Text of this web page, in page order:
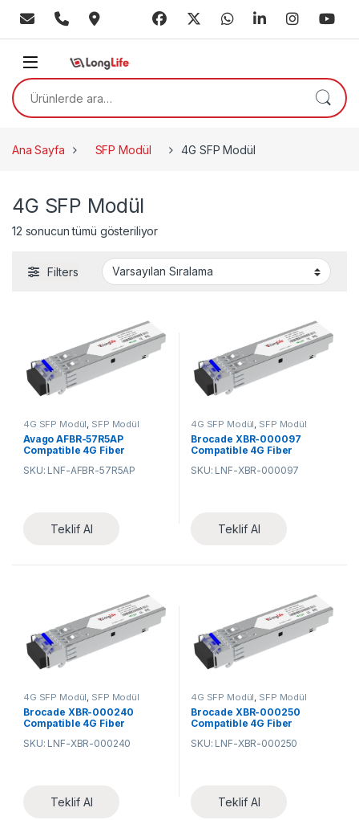
Skip to navigation
Skip to content
Ara:
Ana Sayfa SFP Modül 4G SFP Modül
4G SFP Modül
12 sonucun tümü gösteriliyor
Filters
4G SFP Modül, SFP Modül
Avago AFBR-57R5AP
Compatible 4G Fiber
DOM LC MMF Transceiver
SKU: LNF-AFBR-57R5AP
Teklif Al
4G SFP Modül, SFP Modül
Brocade XBR-000097
Compatible 4G Fiber
DOM LC MMF Transceiver
SKU: LNF-XBR-000097
Teklif Al
4G SFP Modül, SFP Modül
Brocade XBR-000240
Compatible 4G Fiber
DOM LC SMF Transceiver
SKU: LNF-XBR-000240
Teklif Al
4G SFP Modül, SFP Modül
Brocade XBR-000250
Compatible 4G Fiber
DOM LC SMF Transceiver
SKU: LNF-XBR-000250
Teklif Al